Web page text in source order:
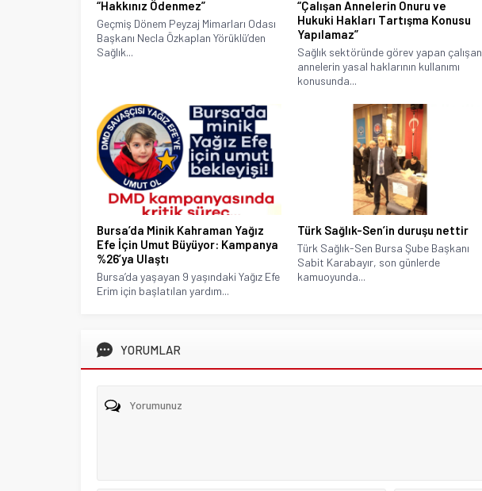
“Hakkınız Ödenmez”
Geçmiş Dönem Peyzaj Mimarları Odası
Başkanı Necla Özkaplan Yörüklü’den
Sağlık...
“Çalışan Annelerin Onuru ve
Hukuki Hakları Tartışma Konusu
Yapılamaz”
Sağlık sektöründe görev yapan çalışan
annelerin yasal haklarının kullanımı
konusunda...
Bursa’da Minik Kahraman Yağız
Efe İçin Umut Büyüyor: Kampanya
%26’ya Ulaştı
Bursa’da yaşayan 9 yaşındaki Yağız Efe
Erim için başlatılan yardım...
Türk Sağlık-Sen’in duruşu nettir
Türk Sağlık-Sen Bursa Şube Başkanı
Sabit Karabayır, son günlerde
kamuoyunda...
YORUMLAR